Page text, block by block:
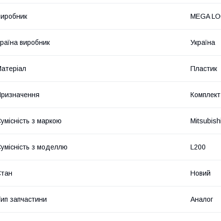
MEGA
виробник Україна
Пластик
Комплект
з маркою Mitsubishi
з моделлю L200
Новий
запчастини Аналог